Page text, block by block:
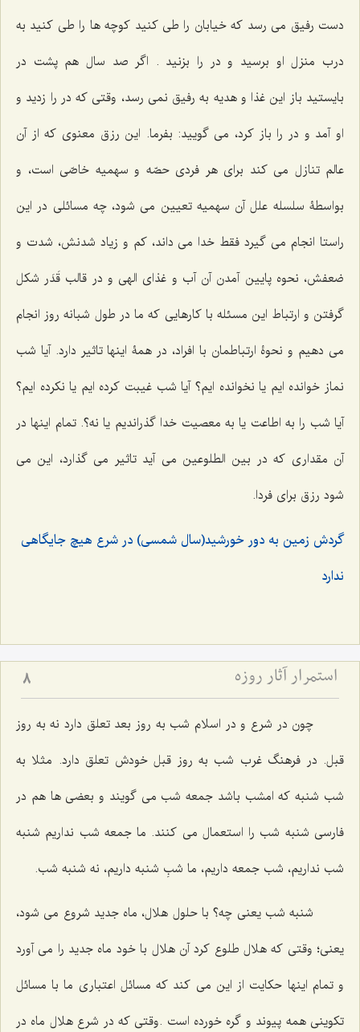
دست رفیق می رسد که خیابان را طی کنید کوچه ها را طی کنید به
درب منزل او برسید و در را بزنید . اگر صد سال هم پشت در
بایستید باز این غذا و هدیه به رفیق نمی رسد، وقتی که در را زدید و
او آمد و در را باز کرد، می گویید: بفرما. این رزق معنوی که از آن
عالم تنازل می کند برای هر فردی حصّه و سهمیه خاصّی است، و
بواسطۀ سلسله علل آن سهمیه تعیین می شود، چه مسائلی در این
راستا انجام می گیرد فقط خدا می داند، کم و زیاد شدنش، شدت و
ضعفش، نحوه پایین آمدن آن آب و غذای الهی و در قالب قَدَر شکل
گرفتن و ارتباط این مسئله با کارهایی که ما در طول شبانه روز انجام
می دهیم و نحوۀ ارتباطمان با افراد، در همۀ اینها تاثیر دارد. آیا شب
نماز خوانده ایم یا نخوانده ایم؟ آیا شب غیبت کرده ایم یا نکرده ایم؟
آیا شب را به اطاعت یا به معصیت خدا گذراندیم یا نه؟. تمام اینها در
آن مقداری که در بین الطلوعین می آید تاثیر می گذارد، این می
شود رزق برای فردا.
گردش زمین به دور خورشید(سال شمسی) در شرع هیچ جایگاهی
ندارد
استمرار آثار روزه 8
چون در شرع و در اسلام شب به روز بعد تعلق دارد نه به روز
قبل. در فرهنگ غرب شب به روز قبل خودش تعلق دارد. مثلا به
شب شنبه که امشب باشد جمعه شب می گویند و بعضی ها هم در
فارسی شنبه شب را استعمال می کنند. ما جمعه شب نداریم شنبه
شب نداریم، شب جمعه داریم، ما شبِ شنبه داریم، نه شنبه شب.
شنبه شب یعنی چه؟ با حلول هلال، ماه جدید شروع می شود،
یعنی؛ وقتی که هلال طلوع کرد آن هلال با خود ماه جدید را می آورد
و تمام اینها حکایت از این می کند که مسائل اعتباری ما با مسائل
تکوینی همه پیوند و گره خورده است .وقتی که در شرع هلال ماه در